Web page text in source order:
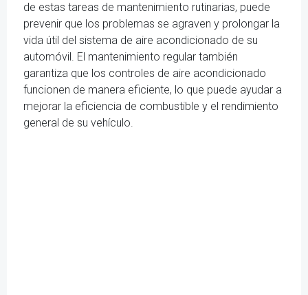
de estas tareas de mantenimiento rutinarias, puede
prevenir que los problemas se agraven y prolongar la
vida útil del sistema de aire acondicionado de su
automóvil. El mantenimiento regular también
garantiza que los controles de aire acondicionado
funcionen de manera eficiente, lo que puede ayudar a
mejorar la eficiencia de combustible y el rendimiento
general de su vehículo.